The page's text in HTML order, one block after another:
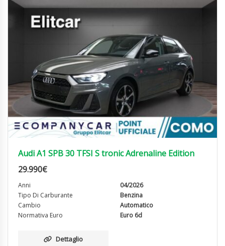
Audi A1 SPB 30 TFSI S tronic Adrenaline Edition
29.990€
Anni
04/2026
Tipo Di Carburante
Benzina
Cambio
Automatico
Normativa Euro
Euro 6d
Dettaglio